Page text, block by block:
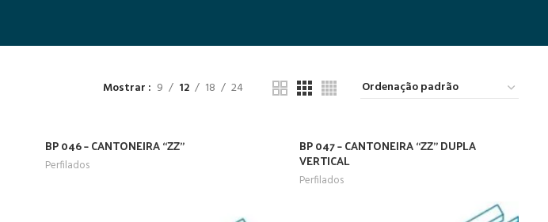
Mostrar 9 12 18 24
BP 046 – CANTONEIRA “ZZ”
Perfilados
BP 047 – CANTONEIRA “ZZ” DUPLA
VERTICAL
Perfilados